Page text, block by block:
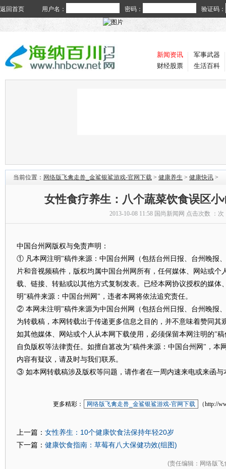
返回首页 用户名： 密码： 验证码：
新闻资讯
财经股票
军事武器
生活百科
当前位置： 网络版飞禽走兽_金鲨银鲨游戏-官网下载 > 健康养生 > 健康快讯 >
女性食疗养生：八个蔬菜饮食误区小
2013-10-08 11:58 国尚新闻网 点击次数 ： 次
中国台州网版权与免责声明：
① 凡本网注明"稿件来源：中国台州网（包括台州日报、台州晚报
片和音视频稿件，版权均属中国台州网所有，任何媒体、网站或个
载、链接、转贴或以其他方式复制发表。已经本网协议授权的媒体
明"稿件来源：中国台州网"，违者本网将依法追究责任。
② 本网未注明"稿件来源为中国台州网（包括台州日报、台州晚报
为转载稿，本网转载出于传递更多信息之目的，并不意味着赞同其
如其他媒体、网站或个人从本网下载使用，必须保留本网注明的"
自负版权等法律责任。如擅自篡改为"稿件来源：中国台州网"，本
内容有疑议，请及时与我们联系。
③ 如本网转载稿涉及版权等问题，请作者在一周内速来电或来函与
更多精彩： 网络版飞禽走兽_金鲨银鲨游戏-官网下载 （http://
上一篇： 女性养生：10个健康饮食法保持年轻20岁
下一篇： 健康饮食指南：草莓有八大保健功效(组图)
(责任编辑 ：网络版